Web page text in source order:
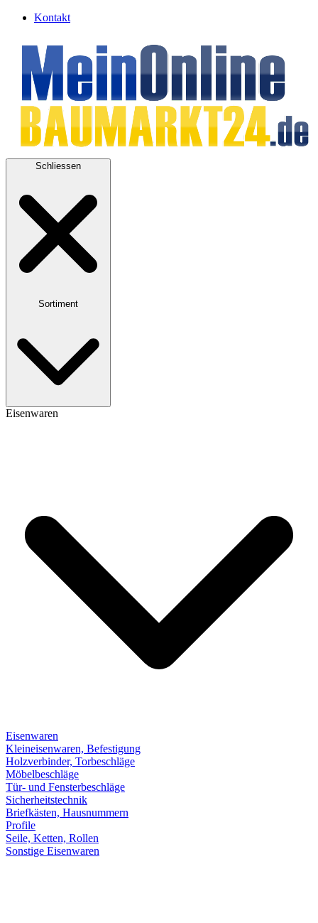
Kontakt
Schliessen
Sortiment
Eisenwaren
Eisenwaren
Kleineisenwaren, Befestigung
Holzverbinder, Torbeschläge
Möbelbeschläge
Tür- und Fensterbeschläge
Sicherheitstechnik
Briefkästen, Hausnummern
Profile
Seile, Ketten, Rollen
Sonstige Eisenwaren